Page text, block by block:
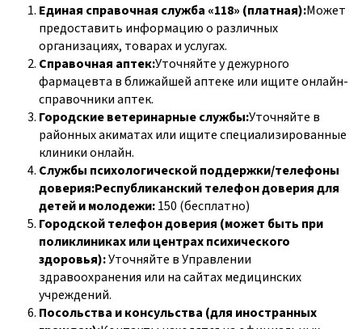
Единая справочная служба «118» (платная):Может
предоставить информацию о различных
организациях, товарах и услугах.
Справочная аптек:Уточняйте у дежурного
фармацевта в ближайшей аптеке или ищите онлайн-
справочники аптек.
Городские ветеринарные службы:Уточняйте в
районных акиматах или ищите специализированные
клиники онлайн.
Службы психологической поддержки/телефоны
доверия:Республиканский телефон доверия для
детей и молодежи:150 (бесплатно)
Городской телефон доверия (может быть при
поликлиниках или центрах психического
здоровья):Уточняйте в Управлении
здравоохранения или на сайтах медицинских
учреждений.
Посольства и консульства (для иностранных